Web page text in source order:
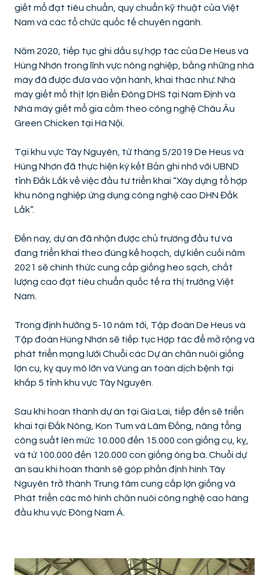
giết mổ đạt tiêu chuẩn, quy chuẩn kỹ thuật của Việt
Nam và các tổ chức quốc tế chuyên ngành.
Năm 2020, tiếp tục ghi dấu sự hợp tác của De Heus và
Hùng Nhơn trong lĩnh vực nông nghiệp, bằng những nhà
máy đã được đưa vào vận hành, khai thác như: Nhà
máy giết mổ thịt lợn Biển Đông DHS tại Nam Định và
Nhà máy giết mổ gia cầm theo công nghệ Châu Âu
Green Chicken tại Hà Nội.
Tại khu vực Tây Nguyên, từ tháng 5/2019 De Heus và
Hùng Nhơn đã thực hiện ký kết Bản ghi nhớ với UBND
tỉnh Đắk Lắk về việc đầu tư triển khai “Xây dựng tổ hợp
khu nông nghiệp ứng dụng công nghệ cao DHN Đắk
Lắk”.
Đến nay, dự án đã nhận được chủ trương đầu tư và
đang triển khai theo đúng kế hoạch, dự kiến cuối năm
2021 sẽ chính thức cung cấp giống heo sạch, chất
lượng cao đạt tiêu chuẩn quốc tế ra thị trường Việt
Nam.
Trong định hướng 5-10 năm tới, Tập đoàn De Heus và
Tập đoàn Hùng Nhơn sẽ tiếp tục Hợp tác để mở rộng và
phát triển mạng lưới Chuỗi các Dự án chăn nuôi giống
lợn cụ, kỵ quy mô lớn và Vùng an toàn dịch bệnh tại
khắp 5 tỉnh khu vực Tây Nguyên.
Sau khi hoàn thành dự án tại Gia Lai, tiếp đến sẽ triển
khai tại Đắk Nông, Kon Tum và Lâm Đồng, nâng tổng
công suất lên mức 10.000 đến 15.000 con giống cụ, kỵ,
và từ 100.000 đến 120.000 con giống ông bà. Chuỗi dự
án sau khi hoàn thành sẽ góp phần định hình Tây
Nguyên trở thành Trung tâm cung cấp lợn giống và
Phát triển các mô hình chăn nuôi công nghệ cao hàng
đầu khu vực Đông Nam Á.